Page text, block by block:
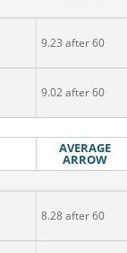
9.23 after 60
9.02 after 60
AVERAGE
ARROW
8.28 after 60